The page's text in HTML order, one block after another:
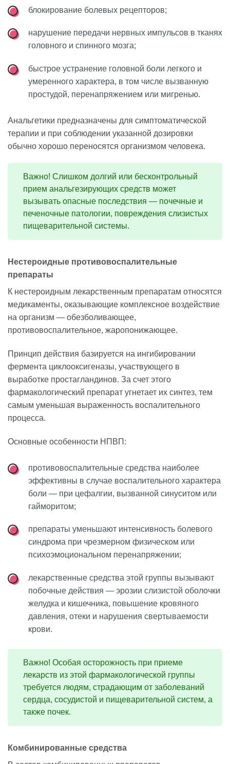
блокирование болевых рецепторов;
нарушение передачи нервных импульсов в тканях
головного и спинного мозга;
быстрое устранение головной боли легкого и
умеренного характера, в том числе вызванную
простудой, перенапряжением или мигренью.
Анальгетики предназначены для симптоматической
терапии и при соблюдении указанной дозировки
обычно хорошо переносятся организмом человека.
Важно! Слишком долгий или бесконтрольный
прием анальгезирующих средств может
вызывать опасные последствия — почечные и
печеночные патологии, повреждения слизистых
пищеварительной системы.
Нестероидные противовоспалительные
препараты
К нестероидным лекарственным препаратам относятся
медикаменты, оказывающие комплексное воздействие
на организм — обезболивающее,
противовоспалительное, жаропонижающее.
Принцип действия базируется на ингибировании
фермента циклооксигеназы, участвующего в
выработке простагландинов. За счет этого
фармакологический препарат угнетает их синтез, тем
самым уменьшая выраженность воспалительного
процесса.
Основные особенности НПВП:
противовоспалительные средства наиболее
эффективны в случае воспалительного характера
боли — при цефалгии, вызванной синуситом или
гайморитом;
препараты уменьшают интенсивность болевого
синдрома при чрезмерном физическом или
психоэмоциональном перенапряжении;
лекарственные средства этой группы вызывают
побочные действия — эрозии слизистой оболочки
желудка и кишечника, повышение кровяного
давления, отеки и нарушения свертываемости
крови.
Важно! Особая осторожность при приеме
лекарств из этой фармакологической группы
требуется людям, страдающим от заболеваний
сердца, сосудистой и пищеварительной систем, а
также почек.
Комбинированные средства